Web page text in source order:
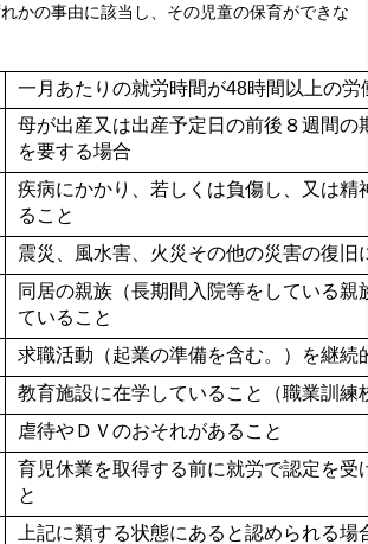
かの事由に該当し、その児童の保育ができな
一月あたりの就労時間が48時間以上の労
母が出産又は出産予定日の前後８週間の
を要する場合
疾病にかかり、若しくは負傷し、又は精
ること
震災、風水害、火災その他の災害の復旧
同居の親族（長期間入院等をしている親
ていること
求職活動（起業の準備を含む。）を継続
教育施設に在学していること（職業訓練
虐待やＤＶのおそれがあること
育児休業を取得する前に就労で認定を受
と
上記に類する状態にあると認められる場